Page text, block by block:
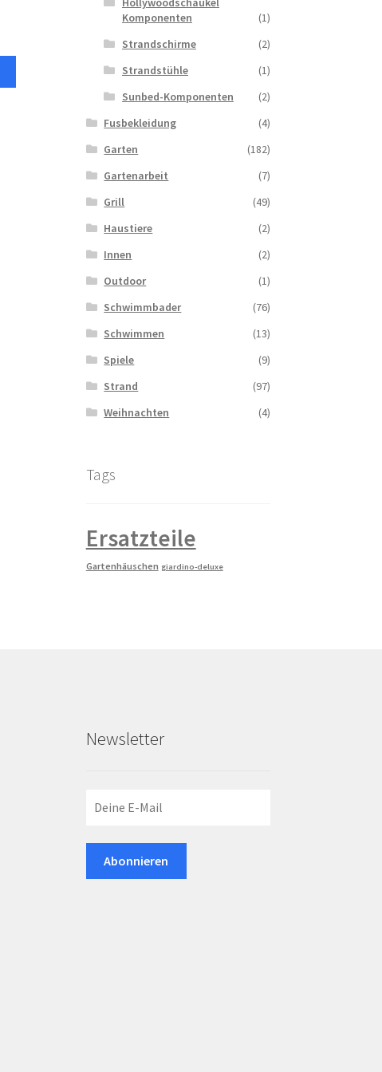
Komponenten
(1)
Strandschirme
(2)
Strandstühle
(1)
Sunbed-Komponenten
(2)
Fusbekleidung
(4)
Garten
(182)
Gartenarbeit
(7)
Grill
(49)
Haustiere
(2)
Innen
(2)
Outdoor
(1)
Schwimmbader
(76)
Schwimmen
(13)
Spiele
(9)
Strand
(97)
Weihnachten
(4)
Tags
Ersatzteile
Gartenhäuschen giardino-deluxe
Newsletter